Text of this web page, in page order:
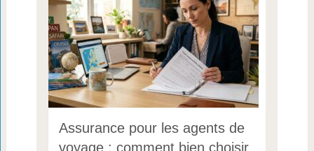
Assurance pour les agents de
voyage : comment bien choisir